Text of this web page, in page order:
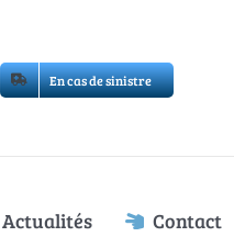
En cas de sinistre
Actualités Contact